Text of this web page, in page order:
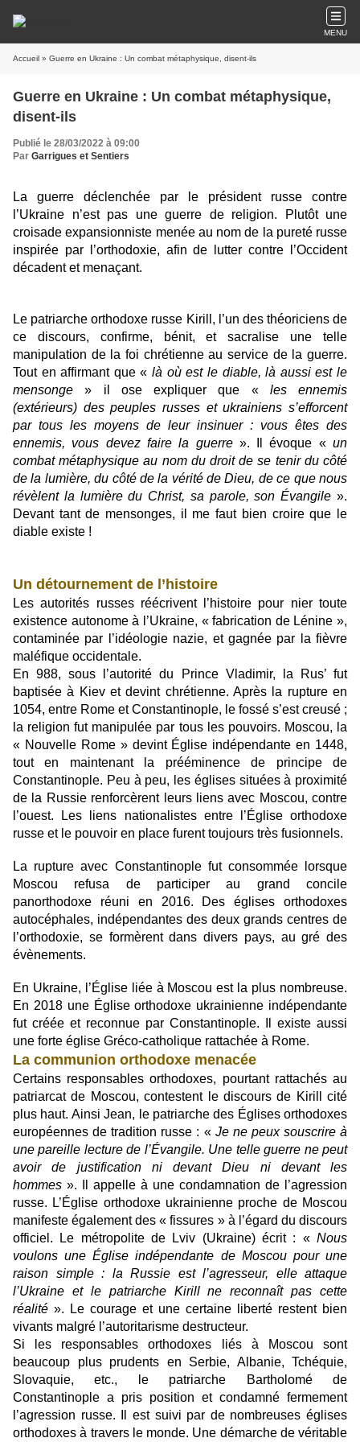
MENU
Accueil » Guerre en Ukraine : Un combat métaphysique, disent-ils
Guerre en Ukraine : Un combat métaphysique,
disent-ils
Publié le 28/03/2022 à 09:00
Par Garrigues et Sentiers
La guerre déclenchée par le président russe contre
l’Ukraine n’est pas une guerre de religion. Plutôt une
croisade expansionniste menée au nom de la pureté russe
inspirée par l’orthodoxie, afin de lutter contre l’Occident
décadent et menaçant.
Le patriarche orthodoxe russe Kirill, l’un des théoriciens de
ce discours, confirme, bénit, et sacralise une telle
manipulation de la foi chrétienne au service de la guerre.
Tout en affirmant que «là où est le diable, là aussi est le
mensonge » il ose expliquer que « les ennemis
(extérieurs) des peuples russes et ukrainiens s’efforcent
par tous les moyens de leur insinuer : vous êtes des
ennemis, vous devez faire la guerre ». Il évoque «un
combat métaphysique au nom du droit de se tenir du côté
de la lumière, du côté de la vérité de Dieu, de ce que nous
révèlent la lumière du Christ, sa parole, son Évangile ».
Devant tant de mensonges, il me faut bien croire que le
diable existe !
Un détournement de l’histoire
Les autorités russes réécrivent l’histoire pour nier toute
existence autonome à l’Ukraine, « fabrication de Lénine »,
contaminée par l’idéologie nazie, et gagnée par la fièvre
maléfique occidentale.
En 988, sous l’autorité du Prince Vladimir, la Rus’ fut
baptisée à Kiev et devint chrétienne. Après la rupture en
1054, entre Rome et Constantinople, le fossé s’est creusé ;
la religion fut manipulée par tous les pouvoirs. Moscou, la
« Nouvelle Rome » devint Église indépendante en 1448,
tout en maintenant la prééminence de principe de
Constantinople. Peu à peu, les églises situées à proximité
de la Russie renforcèrent leurs liens avec Moscou, contre
l’ouest. Les liens nationalistes entre l’Église orthodoxe
russe et le pouvoir en place furent toujours très fusionnels.
La rupture avec Constantinople fut consommée lorsque
Moscou refusa de participer au grand concile
panorthodoxe réuni en 2016. Des églises orthodoxes
autocéphales, indépendantes des deux grands centres de
l’orthodoxie, se formèrent dans divers pays, au gré des
évènements.
En Ukraine, l’Église liée à Moscou est la plus nombreuse.
En 2018 une Église orthodoxe ukrainienne indépendante
fut créée et reconnue par Constantinople. Il existe aussi
une forte église Gréco-catholique rattachée à Rome.
La communion orthodoxe menacée
Certains responsables orthodoxes, pourtant rattachés au
patriarcat de Moscou, contestent le discours de Kirill cité
plus haut. Ainsi Jean, le patriarche des Églises orthodoxes
européennes de tradition russe : « Je ne peux souscrire à
une pareille lecture de l’Évangile. Une telle guerre ne peut
avoir de justification ni devant Dieu ni devant les
hommes ». Il appelle à une condamnation de l’agression
russe. L’Église orthodoxe ukrainienne proche de Moscou
manifeste également des « fissures » à l’égard du discours
officiel. Le métropolite de Lviv (Ukraine) écrit : « Nous
voulons une Église indépendante de Moscou pour une
raison simple : la Russie est l’agresseur, elle attaque
l’Ukraine et le patriarche Kirill ne reconnaît pas cette
réalité ». Le courage et une certaine liberté restent bien
vivants malgré l’autoritarisme destructeur.
Si les responsables orthodoxes liés à Moscou sont
beaucoup plus prudents en Serbie, Albanie, Tchéquie,
Slovaquie, etc., le patriarche Bartholomé de
Constantinople a pris position et condamné fermement
l’agression russe. Il est suivi par de nombreuses églises
orthodoxes à travers le monde. Une démarche de véritable